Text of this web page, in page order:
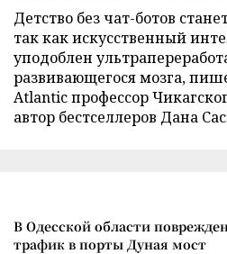
Детство без чат-ботов
так как искусственный
уподоблен
развивающегося мозга,
Atlantic профессор
автор бестселлеров Дана
В Одесской области
трафик в порты Дуная мост